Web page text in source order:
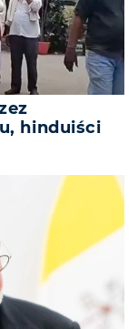
hinduiści